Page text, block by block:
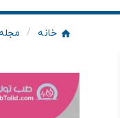
خانه مجله